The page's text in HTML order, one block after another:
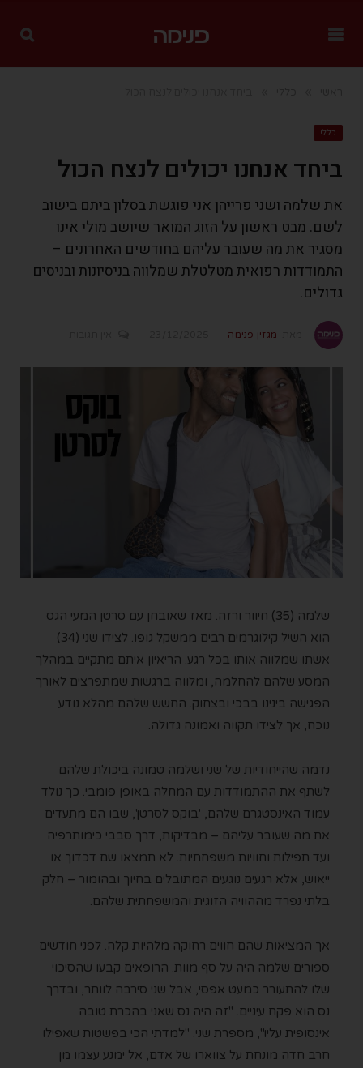
כללי
ביחד אנחנו יכולים לנצח הכול
את שלמה ושני פרייהן אני פוגשת בסלון ביתם בישוב
לשם. מבט ראשון על הזוג המואר שיושב מולי אינו
מסגיר את מה שעובר עליהם בחודשים האחרונים –
התמודדות רפואית מטלטלת שמלווה בניסיונות ובניסים
גדולים.
מגזין פנימה
שלמה (35) חיוור ורזה. מאז שאובחן עם סרטן המעי הגס
הוא השיל קילוגרמים רבים ממשקל גופו. לצידו שני (34)
אשתו שמלווה אותו בכל רגע. הריאיון איתם מתקיים במהלך
המסע שלהם להחלמה, ומלווה ברגשות שמתפרצים לאורך
הפגישה בינינו בבכי ובצחוק. החשש שלהם מהלא נודע
נוכח, אך לצידו תקווה ואמונה גדולה.
נדמה שהייחודיות של שני ושלמה טמונה ביכולת שלהם
לשתף את ההתמודדות עם המחלה באופן פומבי. כך נולד
עמוד האינסטגרם שלהם, 'בוקס לסרטן', שבו הם מתעדים
את מה שעובר עליהם – מבדיקות, דרך סבבי כימותרפיה
ועד תפילות וחוויות משפחתיות. לא תמצאו שם דכדוך או
ייאוש, אלא רגעים נוגעים המתובלים בחיוך ובהומור – חלק
בלתי נפרד מההוויה הזוגית והמשפחתית שלהם.
אך המציאות שהם חווים רחוקה מלהיות קלה. לפני חודשים
ספורים שלמה היה על סף מוות. הרופאים קבעו שהסיכוי
שלו להתעורר כמעט אפסי, אבל שני סירבה לוותר, ובדרך
נס הוא פקח עיניים. "זה היה נס שאני בהכרת טובה
אינסופית עליו", מספרת שני. "למדתי הכי בפשטות שאפילו
חרב חדה מונחת על צווארו של אדם, אל ימנע עצמו מן